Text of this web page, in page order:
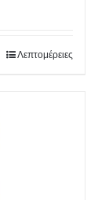
Λεπτομέρειες